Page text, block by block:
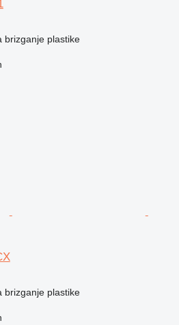
brizganje plastike
brizganje plastike